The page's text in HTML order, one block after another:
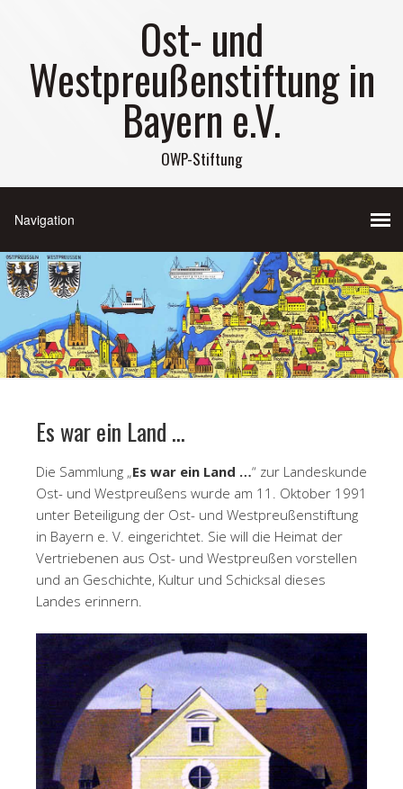
Ost- und
Westpreußenstiftung in
Bayern e.V.
OWP-Stiftung
Es war ein Land …
Die Sammlung „Es war ein Land …“ zur Landeskunde
Ost- und Westpreußens wurde am 11. Oktober 1991
unter Beteiligung der Ost- und Westpreußenstiftung
in Bayern e. V. eingerichtet. Sie will die Heimat der
Vertriebenen aus Ost- und Westpreußen vorstellen
und an Geschichte, Kultur und Schicksal dieses
Landes erinnern.